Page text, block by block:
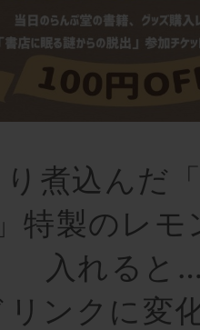
り煮込んだ
特製のレ
入れると
リンクに変